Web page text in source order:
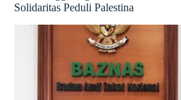
Solidaritas Peduli Palestina